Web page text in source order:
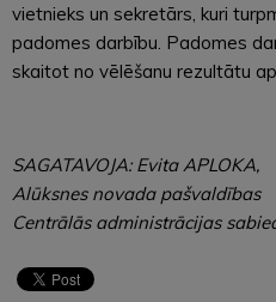
vietnieks un sekretārs, kuri
padomes darbību. Padomes
skaitot no vēlēšanu rezultātu
SAGATAVOJA: Evita APLOKA,
Alūksnes novada pašvaldības
Centrālās administrācijas